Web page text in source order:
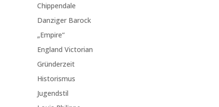
Chippendale
Danziger Barock
„Empire“
England Victorian
Gründerzeit
Historismus
Jugendstil